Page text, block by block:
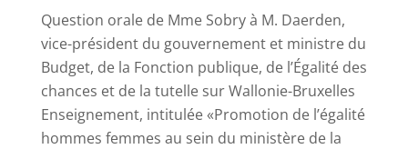
Question orale de Mme Sobry à M. Daerden,
vice-président du gouvernement et ministre du
Budget, de la Fonction publique, de l’Égalité des
chances et de la tutelle sur Wallonie-Bruxelles
Enseignement, intitulée «Promotion de l’égalité
hommes femmes au sein du ministère de la